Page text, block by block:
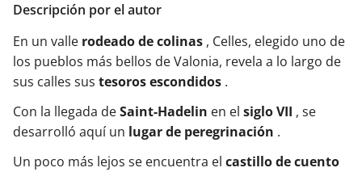
Descripción por el autor
En un valle rodeado de colinas , Celles, elegido uno de
los pueblos más bellos de Valonia, revela a lo largo de
sus calles sus tesoros escondidos .
Con la llegada deSaint-Hadelin en el siglo VII , se
desarrolló aquí un lugar de peregrinación .
Un poco más lejos se encuentra el castillo de cuento